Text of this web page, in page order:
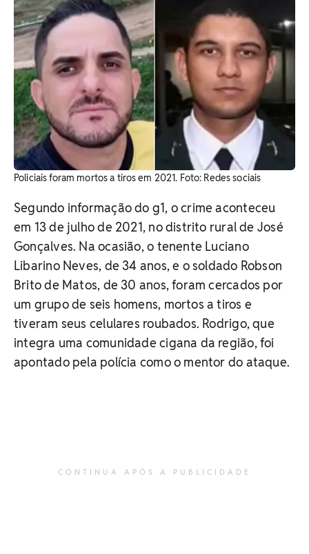
Policiais foram mortos a tiros em 2021. Foto: Redes sociais
Segundo informação do g1, o crime aconteceu
em 13 de julho de 2021, no distrito rural de José
Gonçalves. Na ocasião, o tenente Luciano
Libarino Neves, de 34 anos, e o soldado Robson
Brito de Matos, de 30 anos, foram cercados por
um grupo de seis homens, mortos a tiros e
tiveram seus celulares roubados. Rodrigo, que
integra uma comunidade cigana da região, foi
apontado pela polícia como o mentor do ataque.
CONTINUA APÓS A PUBLICIDADE